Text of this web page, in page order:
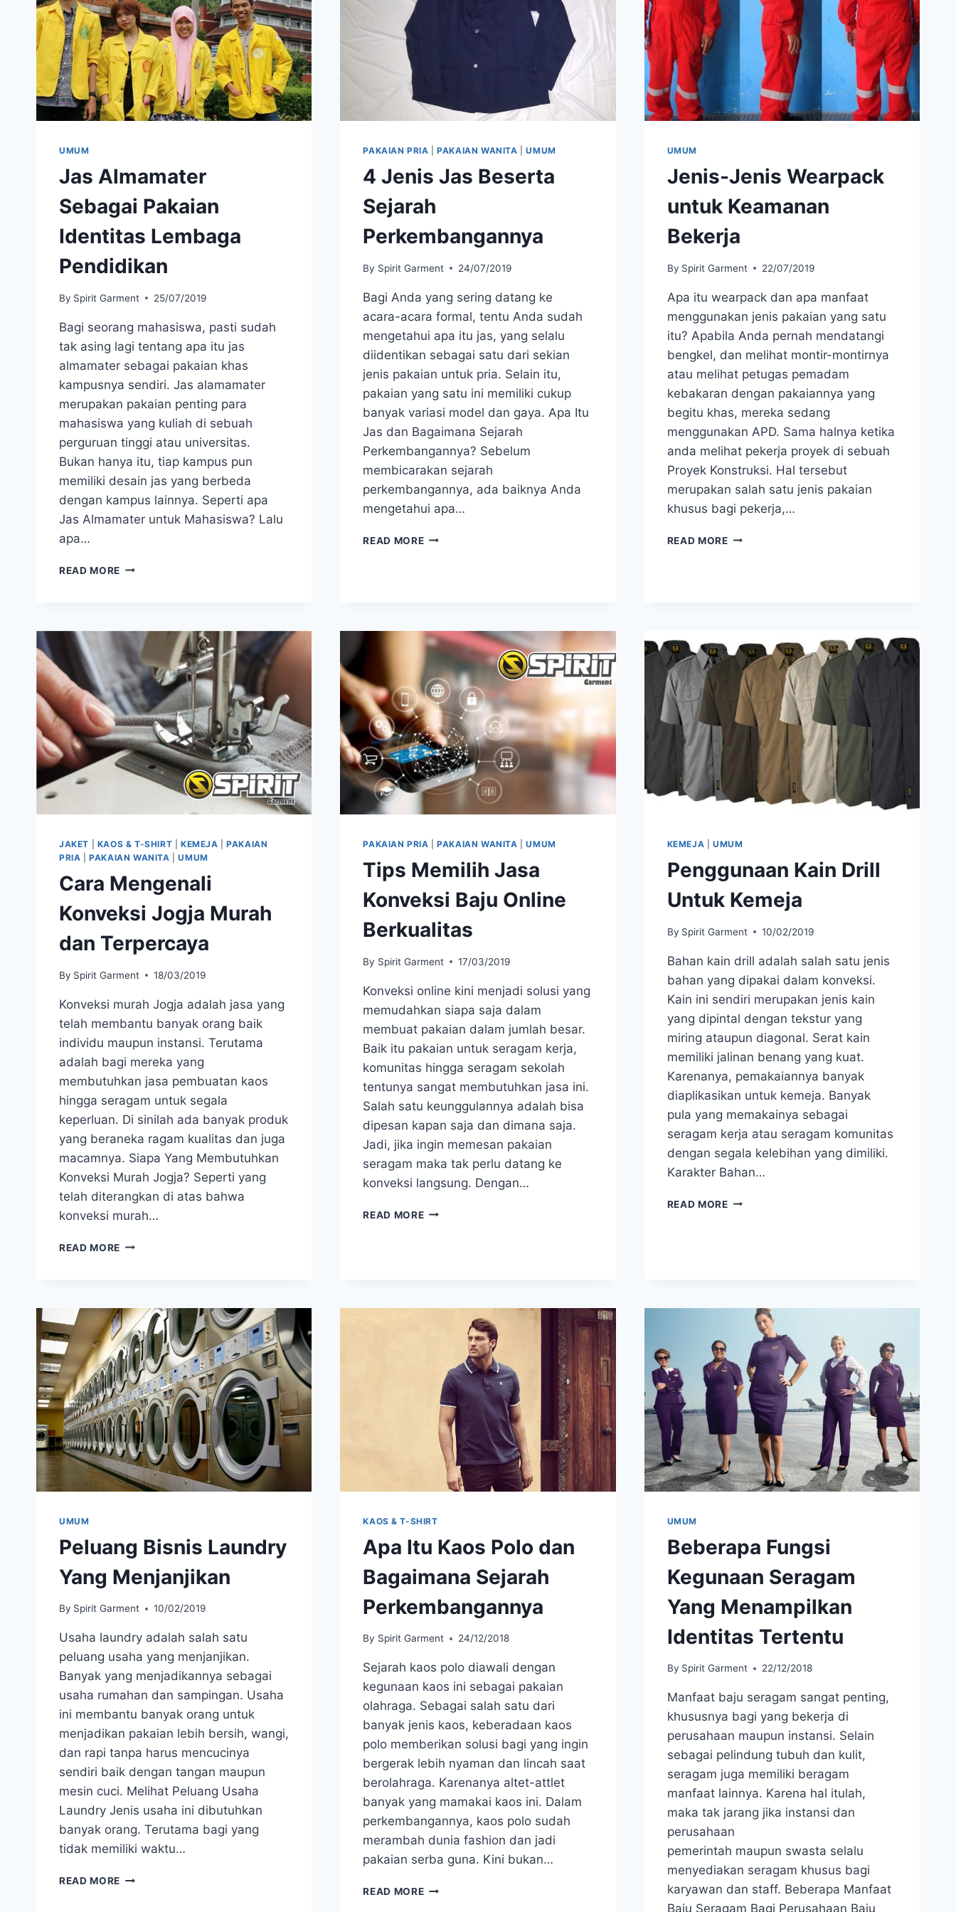
UMUM
Jas Almamater
Sebagai Pakaian
Identitas Lembaga
Pendidikan
By Spirit Garment 25/07/2019
Bagi seorang mahasiswa, pasti sudah
tak asing lagi tentang apa itu jas
almamater sebagai pakaian khas
kampusnya sendiri. Jas alamamater
merupakan pakaian penting para
mahasiswa yang kuliah di sebuah
perguruan tinggi atau universitas.
Bukan hanya itu, tiap kampus pun
memiliki desain jas yang berbeda
dengan kampus lainnya. Seperti apa
Jas Almamater untuk Mahasiswa? Lalu
apa…
READ MORE JAS
LEMBAGA
PENDIDIKAN
PAKAIAN PRIA |PAKAIAN WANITA |UMUM
4 Jenis Jas Beserta
Sejarah
Perkembangannya
By Spirit Garment 24/07/2019
Bagi Anda yang sering datang ke
acara-acara formal, tentu Anda sudah
mengetahui apa itu jas, yang selalu
diidentikan sebagai satu dari sekian
jenis pakaian untuk pria. Selain itu,
pakaian yang satu ini memiliki cukup
banyak variasi model dan gaya. Apa Itu
Jas dan Bagaimana Sejarah
Perkembangannya? Sebelum
membicarakan sejarah
perkembangannya, ada baiknya Anda
mengetahui apa…
READ MORE4
UMUM
Jenis-Jenis Wearpack
untuk Keamanan
Bekerja
By Spirit Garment 22/07/2019
Apa itu wearpack dan apa manfaat
menggunakan jenis pakaian yang satu
itu? Apabila Anda pernah mendatangi
bengkel, dan melihat montir-montirnya
atau melihat petugas pemadam
kebakaran dengan pakaiannya yang
begitu khas, mereka sedang
menggunakan APD. Sama halnya ketika
anda melihat pekerja proyek di sebuah
Proyek Konstruksi. Hal tersebut
merupakan salah satu jenis pakaian
khusus bagi pekerja,…
READ MOREJENIS-
JAKET KAOS & T-SHIRT KEMEJA |PAKAIAN
PRIA |PAKAIAN WANITA |UMUM
Cara Mengenali
Konveksi Jogja Murah
dan Terpercaya
By Spirit Garment 18/03/2019
Konveksi murah Jogja adalah jasa yang
telah membantu banyak orang baik
individu maupun instansi. Terutama
adalah bagi mereka yang
membutuhkan jasa pembuatan kaos
hingga seragam untuk segala
keperluan. Di sinilah ada banyak produk
yang beraneka ragam kualitas dan juga
macamnya. Siapa Yang Membutuhkan
Konveksi Murah Jogja? Seperti yang
telah diterangkan di atas bahwa
konveksi murah…
READ MORE CARA
DAN
TERPERCAYA
PAKAIAN PRIA |PAKAIAN WANITA |UMUM
Tips Memilih Jasa
Konveksi Baju Online
Berkualitas
By Spirit Garment 17/03/2019
Konveksi online kini menjadi solusi yang
memudahkan siapa saja dalam
membuat pakaian dalam jumlah besar.
Baik itu pakaian untuk seragam kerja,
komunitas hingga seragam sekolah
tentunya sangat membutuhkan jasa ini.
Salah satu keunggulannya adalah bisa
dipesan kapan saja dan dimana saja.
Jadi, jika ingin memesan pakaian
seragam maka tak perlu datang ke
konveksi langsung. Dengan…
READ MORETIPS
KEMEJA |UMUM
Penggunaan Kain Drill
Untuk Kemeja
By Spirit Garment 10/02/2019
Bahan kain drill adalah salah satu jenis
bahan yang dipakai dalam konveksi.
Kain ini sendiri merupakan jenis kain
yang dipintal dengan tekstur yang
miring ataupun diagonal. Serat kain
memiliki jalinan benang yang kuat.
Karenanya, pemakaiannya banyak
diaplikasikan untuk kemeja. Banyak
pula yang memakainya sebagai
seragam kerja atau seragam komunitas
dengan segala kelebihan yang dimiliki.
Karakter Bahan…
READ MOREPENGGUNAAN
UMUM
Peluang Bisnis Laundry
Yang Menjanjikan
By Spirit Garment 10/02/2019
Usaha laundry adalah salah satu
peluang usaha yang menjanjikan.
Banyak yang menjadikannya sebagai
usaha rumahan dan sampingan. Usaha
ini membantu banyak orang untuk
menjadikan pakaian lebih bersih, wangi,
dan rapi tanpa harus mencucinya
sendiri baik dengan tangan maupun
mesin cuci. Melihat Peluang Usaha
Laundry Jenis usaha ini dibutuhkan
banyak orang. Terutama bagi yang
tidak memiliki waktu…
READ MORE PELUANG
KAOS & T-SHIRT
Apa Itu Kaos Polo dan
Bagaimana Sejarah
Perkembangannya
By Spirit Garment 24/12/2018
Sejarah kaos polo diawali dengan
kegunaan kaos ini sebagai pakaian
olahraga. Sebagai salah satu dari
banyak jenis kaos, keberadaan kaos
polo memberikan solusi bagi yang ingin
bergerak lebih nyaman dan lincah saat
berolahraga. Karenanya altet-attlet
banyak yang mamakai kaos ini. Dalam
perkembangannya, kaos polo sudah
merambah dunia fashion dan jadi
pakaian serba guna. Kini bukan…
READ MOREAPA
UMUM
Beberapa Fungsi
Kegunaan Seragam
Yang Menampilkan
Identitas Tertentu
By Spirit Garment 22/12/2018
Manfaat baju seragam sangat penting,
khususnya bagi yang bekerja di
perusahaan maupun instansi. Selain
sebagai pelindung tubuh dan kulit,
seragam juga memiliki beragam
manfaat lainnya. Karena hal itulah,
maka tak jarang jika instansi dan
perusahaan
pemerintah maupun swasta selalu
menyediakan seragam khusus bagi
karyawan dan staff. Beberapa Manfaat
Baju Seragam Bagi Perusahaan Baju